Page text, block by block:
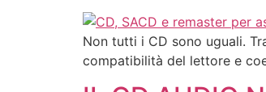
Non tutti i CD sono uguali.
compatibilità del lettore e